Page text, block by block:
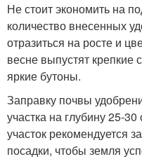
Не стоит экономить на
количество внесенных
отразиться на росте и
весне выпустят крепкие
яркие бутоны.
Заправку почвы
участка на глубину 25-
участок рекомендуется
посадки, чтобы земля